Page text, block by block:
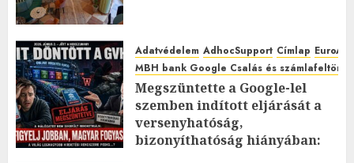
Adatvédelem AdhocSupport Címlap
MBH bank Google Csalás és
Megszüntette a Google-lel
szemben indított eljárását a
versenyhatóság,
bizonyíthatóság hiányában: